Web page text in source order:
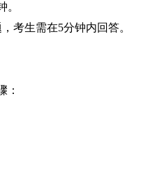
。
考生需在5分钟内回答。
：